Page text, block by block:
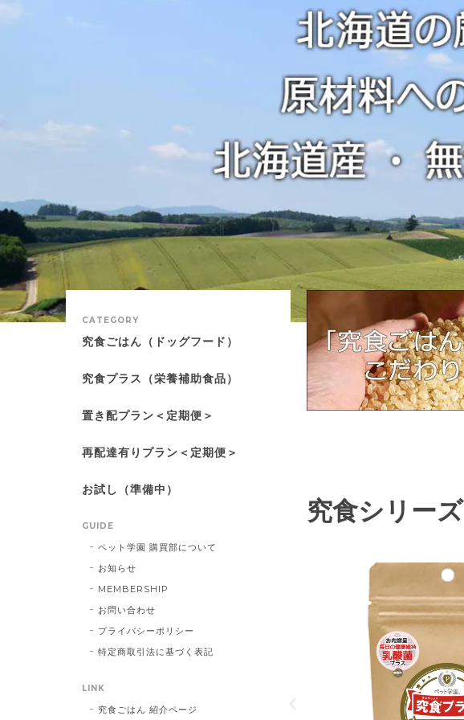
究食シリーズ
「究食ごはん」
オーブンベイクド製法で、それぞれの悩みに合わせ
CATEGORY
究食ごはん（ドッグフード）
究食プラス（栄養補助食品）
置き配プラン＜定期便＞
再配達有りプラン＜定期便＞
お試し（準備中）
GUIDE
ペット学園 購買部について
お知らせ
MEMBERSHIP
お問い合わせ
プライバシーポリシー
特定商取引法に基づく表記
LINK
究食ごはん 紹介ページ